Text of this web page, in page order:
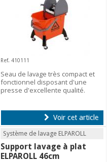
Ref. 410111
Seau de lavage très compact et
fonctionnel disposant d'une
presse d'excellente qualité.
Voir cet article
Système de lavage ELPAROLL
Support lavage à plat
ELPAROLL 46cm